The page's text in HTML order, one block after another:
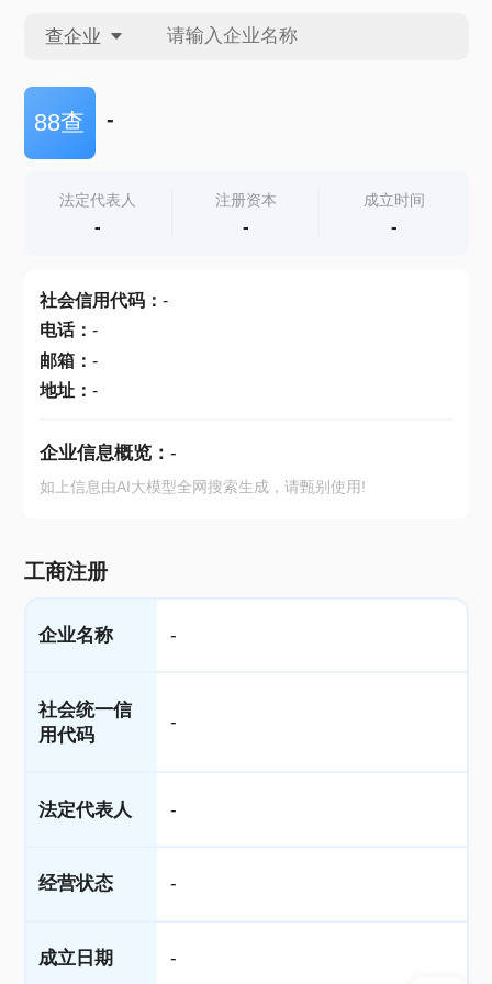
查企业
查企业
查产地
88查 -
法定代表人
-
注册资本
-
成立时间
-
社会信用代码： -
电话： -
邮箱： -
地址： -
企业信息概览： -
如上信息由AI大模型全网搜索生成，请甄别使用!
工商注册
企业名称 -
社会统一信
用代码
-
法定代表人 -
经营状态 -
成立日期 -